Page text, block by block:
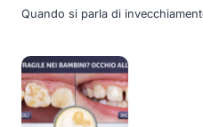
Quando si parla di